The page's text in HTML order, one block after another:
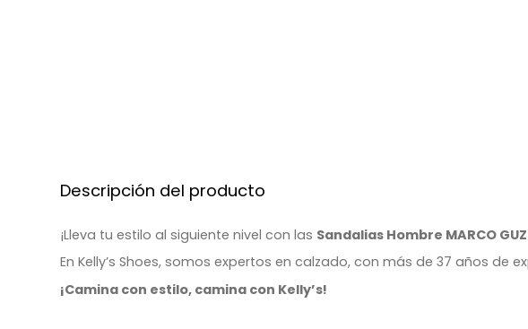
Descripción del producto
¡Lleva tu estilo al siguiente nivel con las Sandalias Hombre MARCO
En Kelly’s Shoes, somos expertos en calzado, con más de 37 años
¡Camina con estilo, camina con Kelly’s!